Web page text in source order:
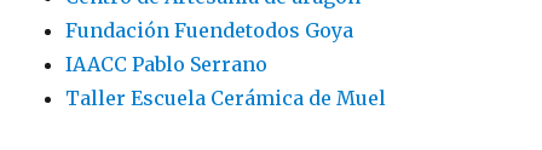
Fundación Fuendetodos Goya
IAACC Pablo Serrano
Taller Escuela Cerámica de Muel